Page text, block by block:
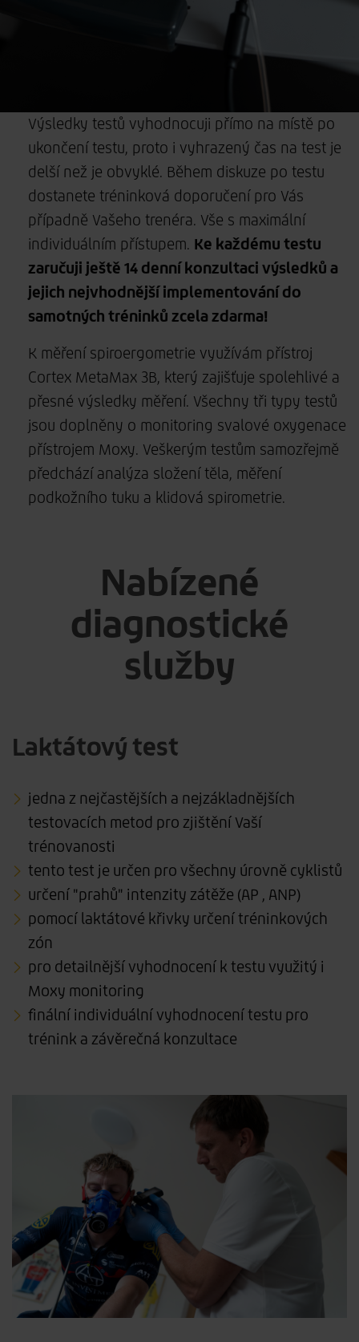
Výsledky testů vyhodnocuji přímo na místě po
ukončení testu, proto i vyhrazený čas na test je
delší než je obvyklé. Během diskuze po testu
dostanete tréninková doporučení pro Vás
případně Vašeho trenéra. Vše s maximální
individuálním přístupem. Ke každému testu
zaručuji ještě 14 denní konzultaci výsledků a
jejich nejvhodnější implementování do
samotných tréninků zcela zdarma!
K měření spiroergometrie využívám přístroj
Cortex MetaMax 3B, který zajišťuje spolehlivé a
přesné výsledky měření. Všechny tři typy testů
jsou doplněny o monitoring svalové oxygenace
přístrojem Moxy. Veškerým testům samozřejmě
předchází analýza složení těla, měření
podkožního tuku a klidová spirometrie.
Nabízené
diagnostické
služby
Laktátový test
jedna z nejčastějších a nejzákladnějších
testovacích metod pro zjištění Vaší
trénovanosti
tento test je určen pro všechny úrovně cyklistů
určení "prahů" intenzity zátěže (AP , ANP)
pomocí laktátové křivky určení tréninkových
zón
pro detailnější vyhodnocení k testu využitý i
Moxy monitoring
finální individuální vyhodnocení testu pro
trénink a závěrečná konzultace